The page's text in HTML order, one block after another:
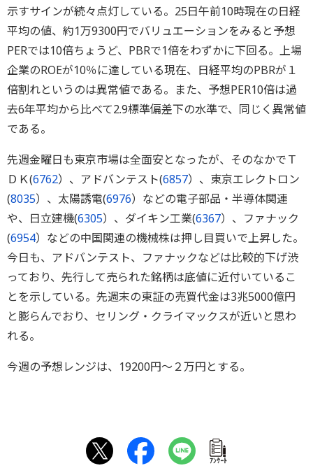
示すサインが続々点灯している。25日午前10時現在の日経
平均の値、約1万9300円でバリュエーションをみると予想
PERでは10倍ちょうど、PBRで1倍をわずかに下回る。上場
企業のROEが10％に達している現在、日経平均のPBRが１
倍割れというのは異常値である。また、予想PER10倍は過
去6年平均から比べて2.9標準偏差下の水準で、同じく異常値
である。
先週金曜日も東京市場は全面安となったが、そのなかでＴ
ＤＫ(6762）、アドバンテスト(6857）、東京エレクトロン
(8035）、太陽誘電(6976）などの電子部品・半導体関連
や、日立建機(6305）、ダイキン工業(6367）、ファナック
(6954）などの中国関連の機械株は押し目買いで上昇した。
今日も、アドバンテスト、ファナックなどは比較的下げ渋
っており、先行して売られた銘柄は底値に近付いているこ
とを示している。先週末の東証の売買代金は3兆5000億円
と膨らんでおり、セリング・クライマックスが近いと思わ
れる。
今週の予想レンジは、19200円～２万円とする。
ｱﾝｹｰﾄ